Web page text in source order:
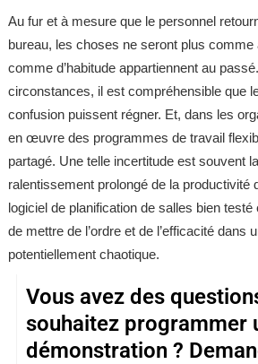
Au fur et à mesure que le personnel
bureau, les choses ne seront plus comme
comme d’habitude appartiennent au
circonstances, il est compréhensible que
confusion puissent régner. Et, dans les
en œuvre des programmes de travail
partagé. Une telle incertitude est souvent
ralentissement prolongé de la productivité
logiciel de planification de salles bien
de mettre de l’ordre et de l’efficacité dans
potentiellement chaotique.
Vous avez des
souhaitez programmer
démonstration ?